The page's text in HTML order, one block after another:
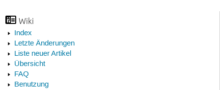
Wiki
Index
Letzte Änderungen
Liste neuer Artikel
Übersicht
FAQ
Benutzung